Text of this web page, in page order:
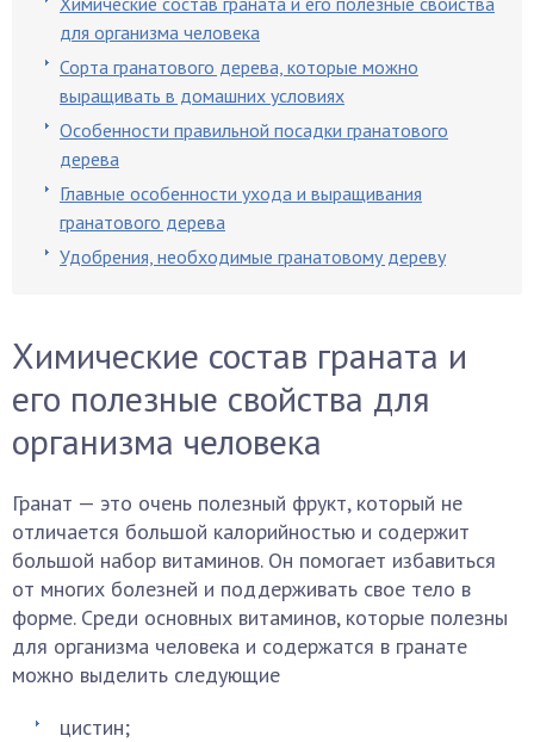
для организма человека
Сорта гранатового дерева, которые можно
выращивать в домашних условиях
Особенности правильной посадки гранатового
дерева
Главные особенности ухода и выращивания
гранатового дерева
Удобрения, необходимые гранатовому дереву
Химические состав граната и
его полезные свойства для
организма человека
Гранат — это очень полезный фрукт, который не
отличается большой калорийностью и содержит
большой набор витаминов. Он помогает избавиться
от многих болезней и поддерживать свое тело в
форме. Среди основных витаминов, которые полезны
для организма человека и содержатся в гранате
можно выделить следующие
цистин;